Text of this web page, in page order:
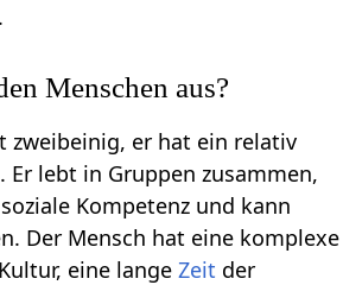
Menschen aus?
zweibeinig, er hat ein relativ
. Er lebt in Gruppen zusammen,
Kompetenz und kann
Der Mensch hat eine komplexe
eine langeZeit der